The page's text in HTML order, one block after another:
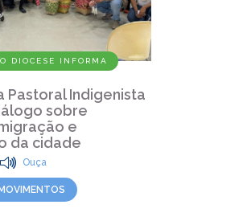
DIOCESE INFORMA
Pastoral Indigenista
sobre
e
da cidade
Ouça